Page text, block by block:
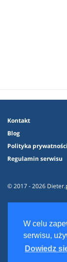
W celu
serwisu,
Dowiedz
Kontakt
Blog
Polityka prywatności
Regulamin serwisu
© 2017 - 2026